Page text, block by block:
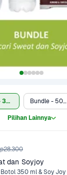
Bundle - 350 ml + Soyjoy Bundle - 500 ml + Soyjoy
Pilihan Lainnya
dan Soyjoy